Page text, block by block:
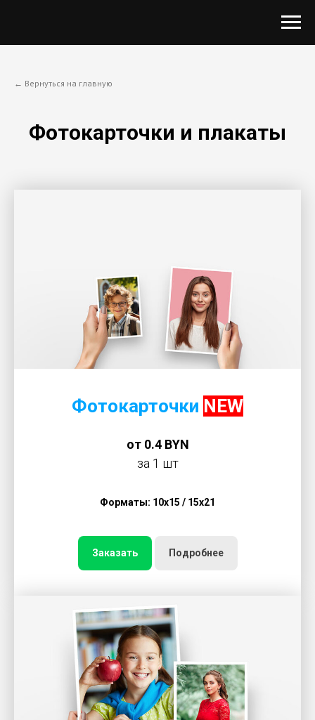
← Вернуться на главную
Фотокарточки и плакаты
Фотокарточки NEW
от 0.4 BYN
за 1 шт
Форматы: 10х15 / 15х21
Заказать Подробнее